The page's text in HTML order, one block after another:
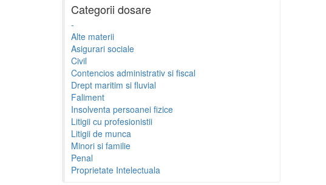
Categorii dosare
-
Alte materii
Asigurari sociale
Civil
Contencios administrativ si fiscal
Drept maritim si fluvial
Faliment
Insolventa persoanei fizice
Litigii cu profesionistii
Litigii de munca
Minori si familie
Penal
Proprietate Intelectuala